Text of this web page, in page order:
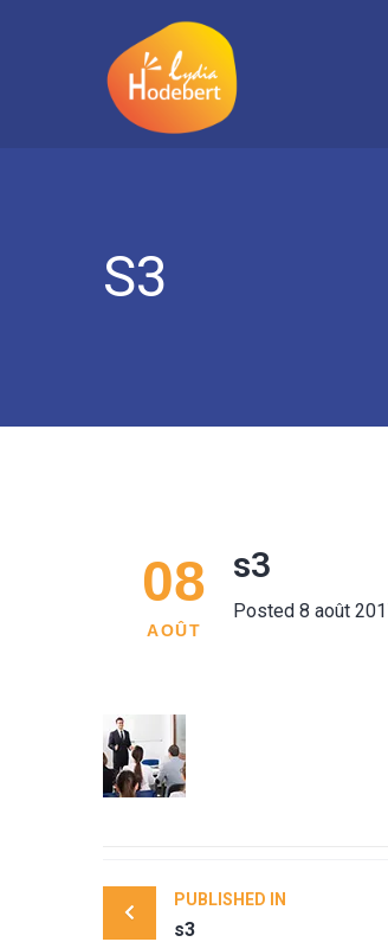
S3
08
AOÛT
s3
Posted 8 août
Post
navigation
PUBLISHED IN
s3